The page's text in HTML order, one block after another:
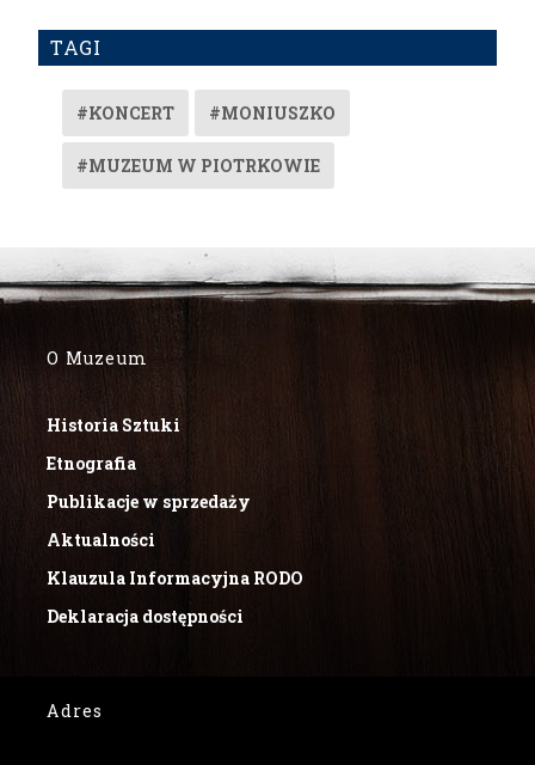
TAGI
#KONCERT #MONIUSZKO
#MUZEUM W PIOTRKOWIE
O Muzeum
Historia Sztuki
Etnografia
Publikacje w sprzedaży
Aktualności
Klauzula Informacyjna RODO
Deklaracja dostępności
Adres